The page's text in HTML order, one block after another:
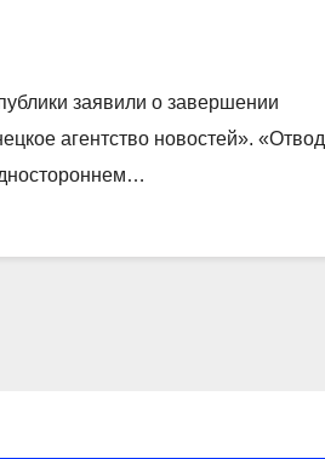
заявили о завершении
агентство новостей». «Отвод